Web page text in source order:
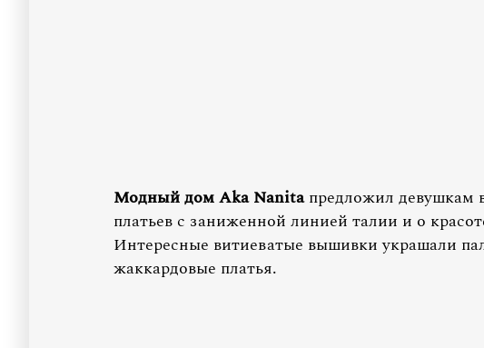
Модный дом Aka Nanitaпредложил девушкам
платьев с заниженной линией талии и о
Интересные витиеватые вышивки украшали
жаккардовые платья.